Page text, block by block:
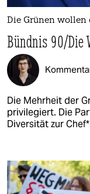
Die Grünen wollen
Bündnis 90/Die
Die Mehrheit der
privilegiert. Die
Diversität zur